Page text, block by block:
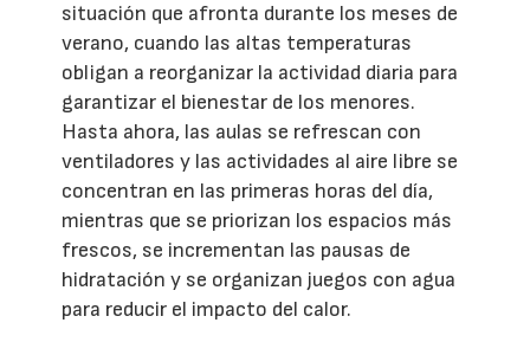
situación que afronta durante los meses de
verano, cuando las altas temperaturas
obligan a reorganizar la actividad diaria para
garantizar el bienestar de los menores.
Hasta ahora, las aulas se refrescan con
ventiladores y las actividades al aire libre se
concentran en las primeras horas del día,
mientras que se priorizan los espacios más
frescos, se incrementan las pausas de
hidratación y se organizan juegos con agua
para reducir el impacto del calor.